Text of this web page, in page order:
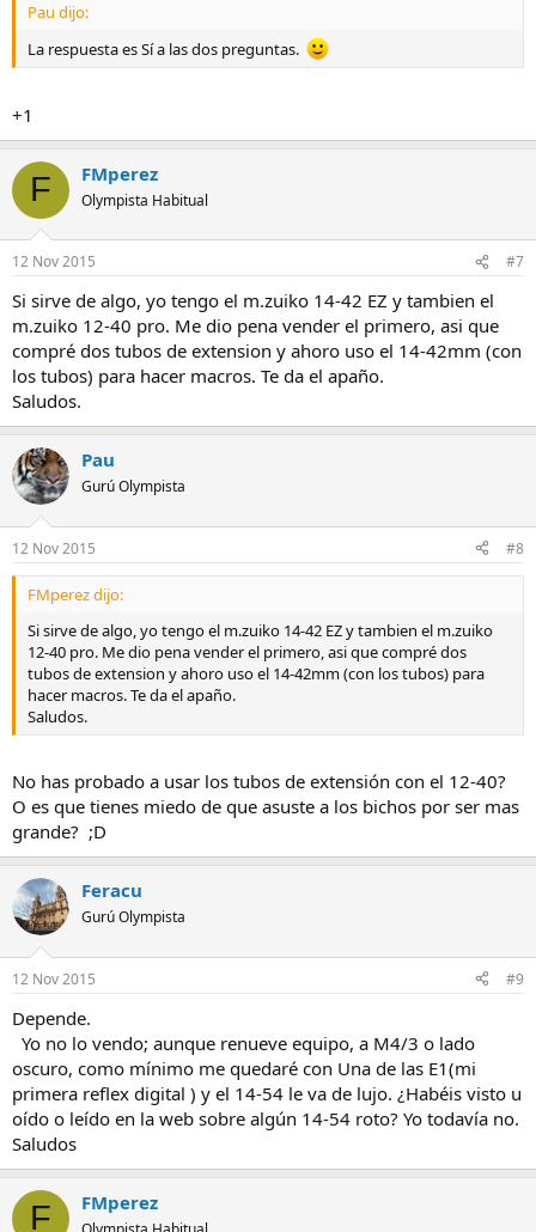
Pau dijo:
La respuesta es Sí a las dos preguntas.
+1
F FMperez
Olympista Habitual
12 Nov 2015 #7
Si sirve de algo, yo tengo el m.zuiko 14-42 EZ y tambien el
m.zuiko 12-40 pro. Me dio pena vender el primero, asi que
compré dos tubos de extension y ahoro uso el 14-42mm (con
los tubos) para hacer macros. Te da el apaño.
Saludos.
Pau
Gurú Olympista
12 Nov 2015 #8
FMperez dijo:
Si sirve de algo, yo tengo el m.zuiko 14-42 EZ y tambien el m.zuiko
12-40 pro. Me dio pena vender el primero, asi que compré dos
tubos de extension y ahoro uso el 14-42mm (con los tubos) para
hacer macros. Te da el apaño.
Saludos.
No has probado a usar los tubos de extensión con el 12-40?
O es que tienes miedo de que asuste a los bichos por ser mas
grande? ;D
Feracu
Gurú Olympista
12 Nov 2015 #9
Depende.
Yo no lo vendo; aunque renueve equipo, a M4/3 o lado
oscuro, como mínimo me quedaré con Una de las E1(mi
primera reflex digital ) y el 14-54 le va de lujo. ¿Habéis visto u
oído o leído en la web sobre algún 14-54 roto? Yo todavía no.
Saludos
F FMperez